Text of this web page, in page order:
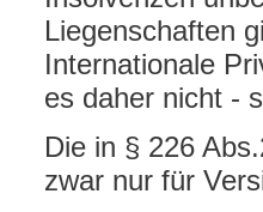
Liegenschaften
Internationale
es daher nicht -
Die in § 226
zwar nur für